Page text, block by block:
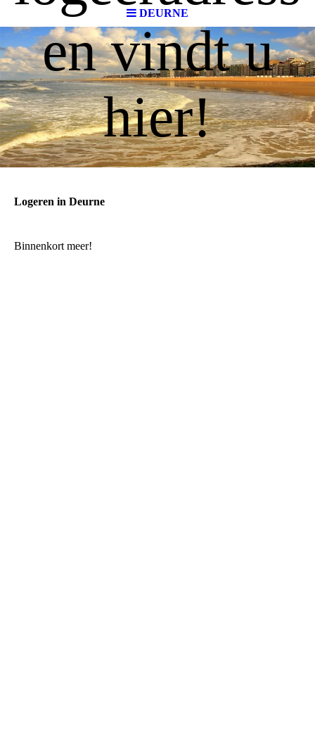
DEURNE
en vindt u
hier!
Logeren in Deurne
Binnenkort meer!